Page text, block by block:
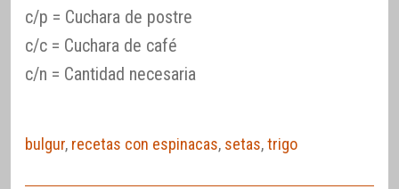
c/p = Cuchara de postre
c/c = Cuchara de café
c/n = Cantidad necesaria
bulgur, recetas con espinacas, setas,trigo